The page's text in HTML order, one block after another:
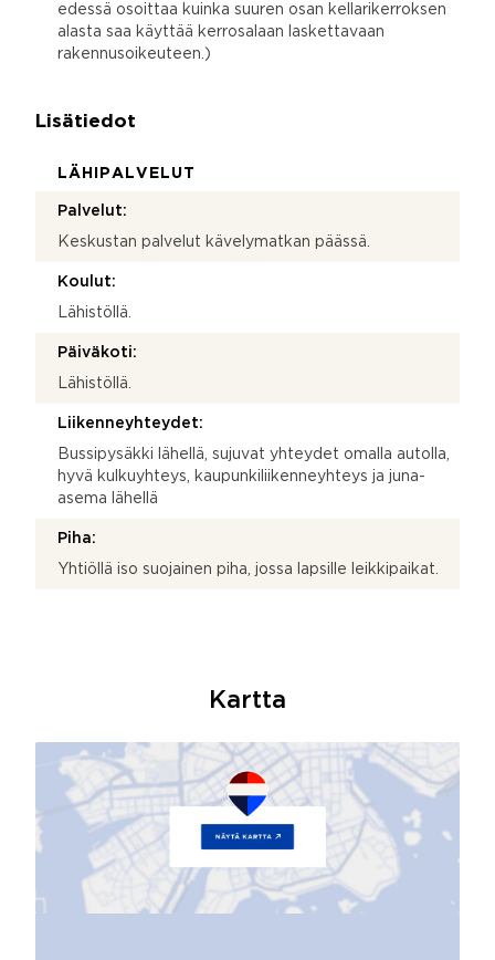
edessä osoittaa kuinka suuren osan kellarikerroksen
alasta saa käyttää kerrosalaan laskettavaan
rakennusoikeuteen.)
Lisätiedot
LÄHIPALVELUT
Palvelut:
Keskustan palvelut kävelymatkan päässä.
Koulut:
Lähistöllä.
Päiväkoti:
Lähistöllä.
Liikenneyhteydet:
Bussipysäkki lähellä, sujuvat yhteydet omalla autolla,
hyvä kulkuyhteys, kaupunkiliikenneyhteys ja juna-
asema lähellä
Piha:
Yhtiöllä iso suojainen piha, jossa lapsille leikkipaikat.
Kartta